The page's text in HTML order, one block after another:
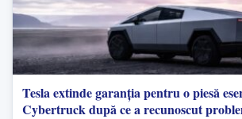
Tesla extinde garanția pentru o piesă
Cybertruck după ce a recunoscut